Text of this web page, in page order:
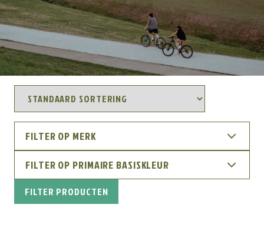
FILTER OP MERK
FILTER OP PRIMAIRE BASISKLEUR
FILTER PRODUCTEN